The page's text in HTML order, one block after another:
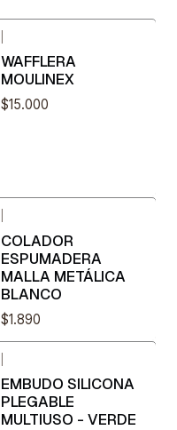
WAFFLERA
MOULINEX
$15.000
COLADOR
ESPUMADERA
MALLA METÁLICA
BLANCO
$1.890
EMBUDO SILICONA
PLEGABLE
MULTIUSO - VERDE